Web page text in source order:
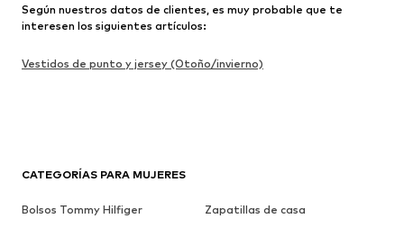
CATEGORÍAS PARA MUJERES
Bolsos Tommy Hilfiger
Zapatillas de casa
Según nuestros datos de clientes, es muy probable que te
interesen los siguientes artículos:
Vestidos de punto y jersey (Otoño/invierno)